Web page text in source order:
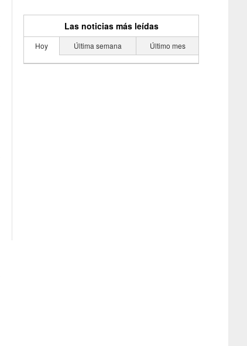
Las noticias más leídas
Hoy Última semana Último mes